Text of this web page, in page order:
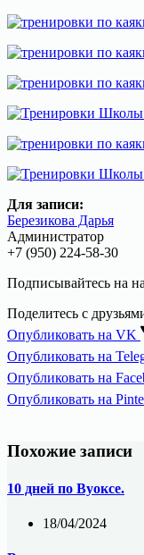
Для записи:
Березикова Дарья
Администратор
+7 (950) 224-58-30
Подписывайтесь на
Поделитесь с
Опубликовать на VK
Опубликовать на
Опубликовать на
Опубликовать на
Похожие записи
10 дней по Вуоксе.
18/04/2024